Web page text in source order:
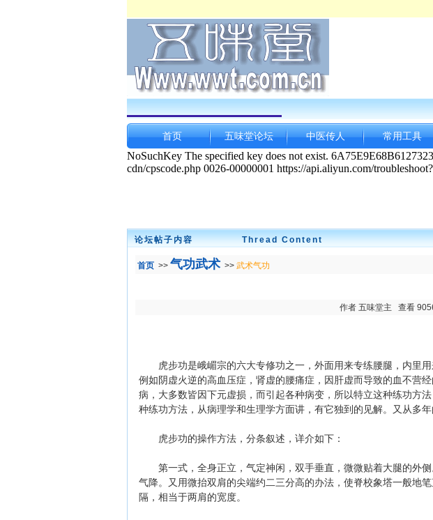
首页 五味堂论坛 中医传人 常用工具
论坛帖子内容Thread Content
首页 >> 气功武术 >> 武术气功
作者 五味堂主 查看
虎步功是峨嵋宗的六大专修功之一，外面用来专练腰腿，内里用
例如阴虚火逆的高血压症，肾虚的腰痛症，因肝虚而导致的血不营
病，大多数皆因下元虚损，而引起各种病变，所以特立这种练功方
种练功方法，从病理学和生理学方面讲，有它独到的见解。又从多
虎步功的操作方法，分条叙述，详介如下：
第一式，全身正立，气定神闲，双手垂直，微微贴着大腿的外侧
气降。又用微抬双肩的尖端约二三分高的办法，使脊校象塔一般地
隔，相当于两肩的宽度。